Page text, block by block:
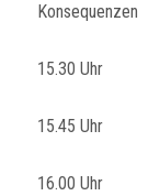
Konsequenzen
15.30
15.45 Uhr
16.00 Uhr